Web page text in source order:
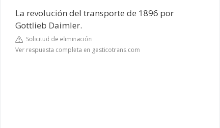
La revolución del transporte de 1896 por
Gottlieb Daimler.
Solicitud de eliminación
Ver respuesta completa en gesticotrans.com